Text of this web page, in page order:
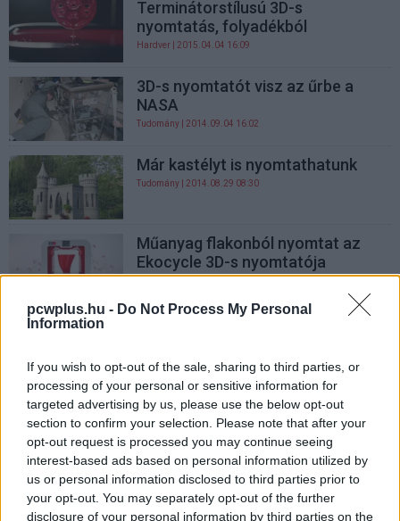
pcwplus.hu - Do Not Process My Personal
Information
If you wish to opt-out of the sale, sharing to third parties, or
processing of your personal or sensitive information for
targeted advertising by us, please use the below opt-out
section to confirm your selection. Please note that after your
opt-out request is processed you may continue seeing
interest-based ads based on personal information utilized by
us or personal information disclosed to third parties prior to
your opt-out. You may separately opt-out of the further
disclosure of your personal information by third parties on the
Terminátorstílusú 3D-s
nyomtatás, folyadékból
Hardver | 2015.04.04 16:09
3D-s nyomtatót visz az űrbe a
NASA
Tudomány | 2014.09.04 16:02
Már kastélyt is nyomtathatunk
Tudomány | 2014.08.29 08:30
Műanyag flakonból nyomtat az
Ekocycle 3D-s nyomtatója
Otthon is elfér a MakerBot mini
Nyomtass otthon tintapatront
Hardver | 2013.07.29 11:30
Sokkal olcsóbb lesz a 3D-s
nyomtatás
Hardver| 2013.07.24 06:30